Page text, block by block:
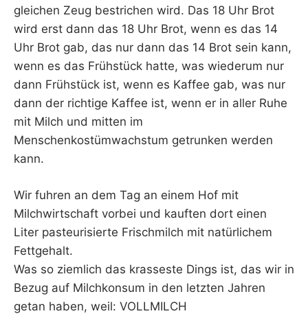
gleichen Zeug bestrichen wird. Das 18 Uhr Brot
wird erst dann das 18 Uhr Brot, wenn es das 14
Uhr Brot gab, das nur dann das 14 Brot sein kann,
wenn es das Frühstück hatte, was wiederum nur
dann Frühstück ist, wenn es Kaffee gab, was nur
dann der richtige Kaffee ist, wenn er in aller Ruhe
mit Milch und mitten im
Menschenkostümwachstum getrunken werden
kann.
Wir fuhren an dem Tag an einem Hof mit
Milchwirtschaft vorbei und kauften dort einen
Liter pasteurisierte Frischmilch mit natürlichem
Fettgehalt.
Was so ziemlich das krasseste Dings ist, das wir in
Bezug auf Milchkonsum in den letzten Jahren
getan haben, weil: VOLLMILCH